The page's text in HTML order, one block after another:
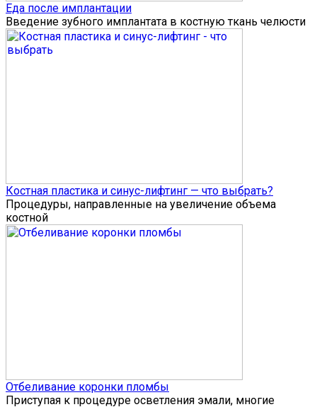
Еда после имплантации
Введение зубного имплантата в костную ткань челюсти
Костная пластика и синус-лифтинг — что выбрать?
Процедуры, направленные на увеличение объема
костной
Отбеливание коронки пломбы
Приступая к процедуре осветления эмали, многие